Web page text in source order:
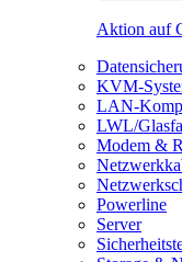
Aktion auf
KVM-
LAN-
LWL/
Modem &
Powerline
Server